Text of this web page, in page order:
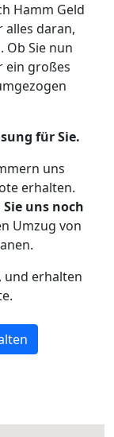
Hamm Geld
alles daran,
Ob Sie nun
ein großes
für Sie.
uns
erhalten.
uns noch
Umzug von
und erhalten